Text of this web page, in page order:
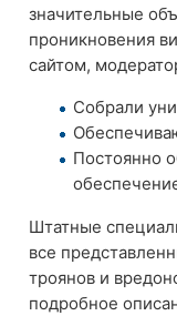
значительные
проникновения
сайтом,
Собрали
Постоянно
Штатные
все
троянов и
подробное